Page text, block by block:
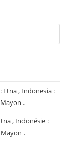
Etna , Indonesia :
.
, Indonésie :
.